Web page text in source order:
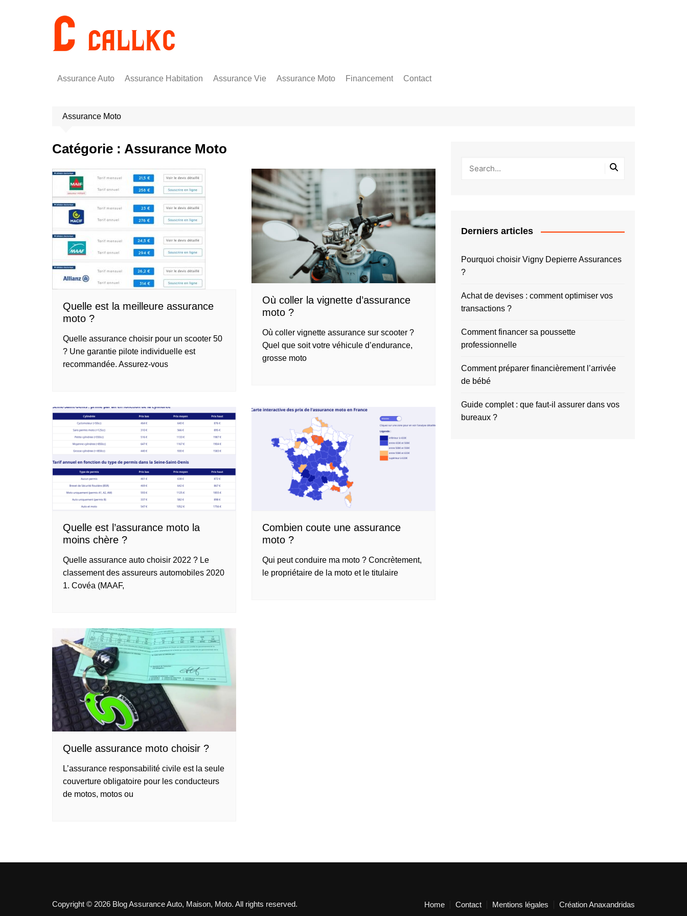
Assurance Auto Assurance Habitation Assurance Vie Assurance Moto Financement Contact
Assurance Moto
Catégorie : Assurance Moto
Quelle est la meilleure assurance
moto ?
Quelle assurance choisir pour un scooter 50
? Une garantie pilote individuelle est
recommandée. Assurez-vous
Où coller la vignette d’assurance
moto ?
Où coller vignette assurance sur scooter ?
Quel que soit votre véhicule d’endurance,
grosse moto
Quelle est l’assurance moto la
moins chère ?
Quelle assurance auto choisir 2022 ? Le
classement des assureurs automobiles 2020
1. Covéa (MAAF,
Combien coute une assurance
moto ?
Qui peut conduire ma moto ? Concrètement,
le propriétaire de la moto et le titulaire
Quelle assurance moto choisir ?
L’assurance responsabilité civile est la seule
couverture obligatoire pour les conducteurs
de motos, motos ou
Derniers articles
Pourquoi choisir Vigny Depierre Assurances
?
Achat de devises : comment optimiser vos
transactions ?
Comment financer sa poussette
professionnelle
Comment préparer financièrement l’arrivée
de bébé
Guide complet : que faut-il assurer dans vos
bureaux ?
Copyright © 2026 Blog Assurance Auto, Maison, Moto. All rights reserved. Home Contact Mentions légales Création Anaxandridas